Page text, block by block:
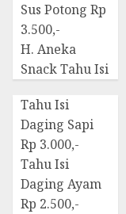
Sus Potong Rp
3.500,-
H. Aneka
Snack Tahu Isi
Tahu Isi
Daging Sapi
Rp 3.000,-
Tahu Isi
Daging Ayam
Rp 2.500,-